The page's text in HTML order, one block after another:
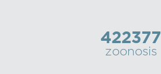
422377
zoonosis